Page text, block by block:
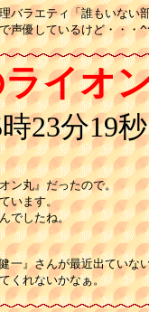
ラエティ「誰もいない
イオ
23分19秒
ン丸』だったので。
います。
でしたね。
一』さんが最近出ていな